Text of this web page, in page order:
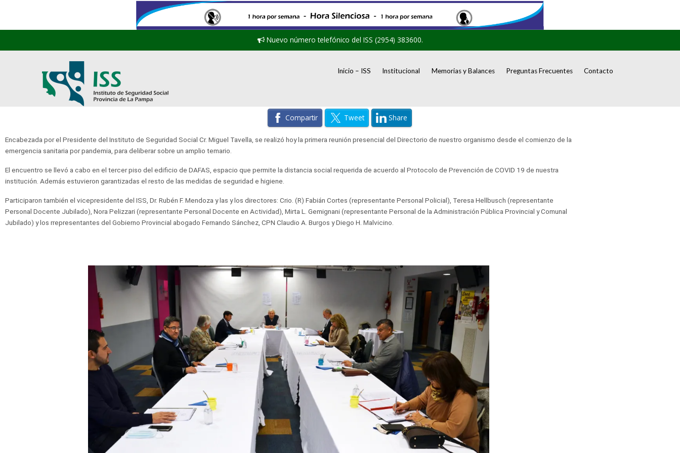
Nuevo número telefónico del ISS (2954) 383600.
Inicio – ISS Institucional Memorias y Balances Preguntas Frecuentes Contacto
Compartir Tweet Share
Encabezada por el Presidente del Instituto de Seguridad Social Cr. Miguel Tavella, se realizó hoy la primera reunión presencial del Directorio de nuestro organismo desde el comienzo de la
emergencia sanitaria por pandemia, para deliberar sobre un amplio temario.
El encuentro se llevó a cabo en el tercer piso del edificio de DAFAS, espacio que permite la distancia social requerida de acuerdo al Protocolo de Prevención de COVID 19 de nuestra
institución. Además estuvieron garantizadas el resto de las medidas de seguridad e higiene.
Participaron también el vicepresidente del ISS, Dr. Rubén F. Mendoza y las y los directores: Crio. (R) Fabián Cortes (representante Personal Policial), Teresa Hellbusch (representante
Personal Docente Jubilado), Nora Pelizzari (representante Personal Docente en Actividad), Mirta L. Gemignani (representante Personal de la Administración Pública Provincial y Comunal
Jubilado) y los rrepresentantes del Gobierno Provincial abogado Fernando Sánchez, CPN Claudio A. Burgos y Diego H. Malvicino.